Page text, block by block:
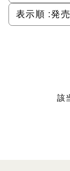
表示順 :発
該